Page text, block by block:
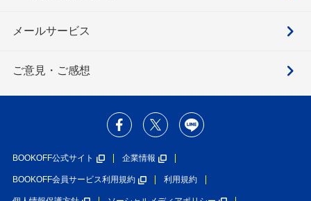
メールサービス
ご意見・ご感想
BOOKOFF公式サイト 企業情報
BOOKOFF会員サービス利用規約 利用規約